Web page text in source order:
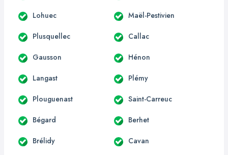
Lohuec Maël-Pestivien
Plusquellec Callac
Gausson Hénon
Langast Plémy
Plouguenast Saint-Carreuc
Bégard Berhet
Brélidy Cavan